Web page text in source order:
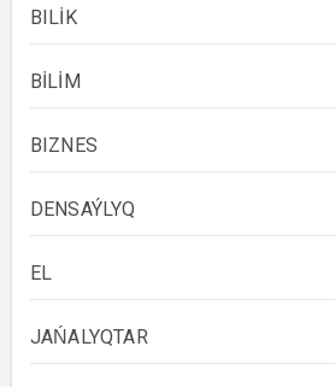
BILİK
BİLİM
BIZNES
DENSAÝLYQ
EL
JAŃALYQTAR